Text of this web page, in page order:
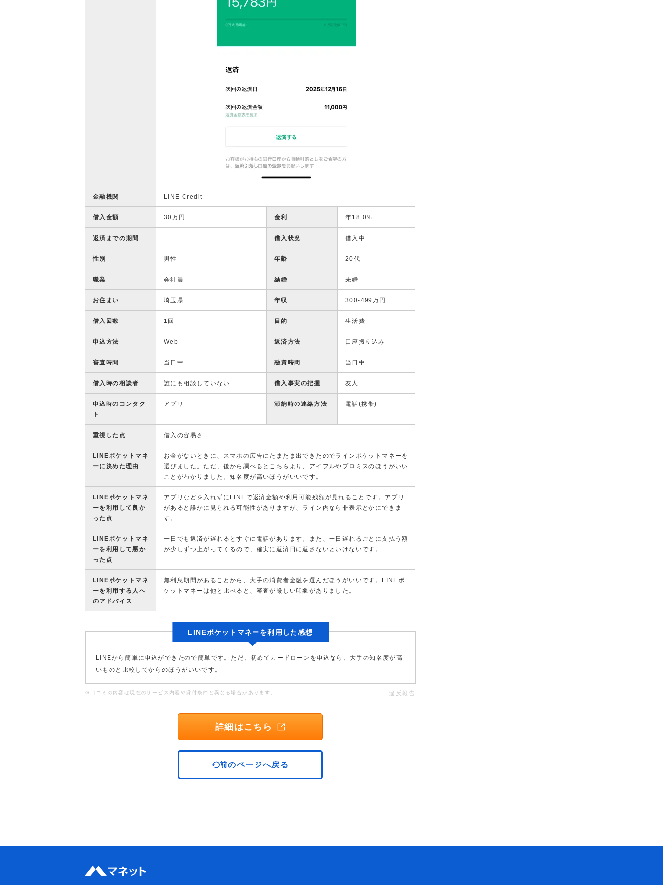
金融機関 LINE Credit
借入金額 30万円 金利 年18.0%
返済までの期間 借入状況 借入中
性別 男性 年齢 20代
職業 会社員 結婚 未婚
お住まい 埼玉県 年収 300-499万円
借入回数 1回 目的 生活費
申込方法 Web 返済方法 口座振り込み
審査時間 当日中 融資時間 当日中
借入時の相談者 誰にも相談していない 借入事実の把握 友人
申込時のコンタク
ト
アプリ 滞納時の連絡方法 電話(携帯)
重視した点 借入の容易さ
LINEポケットマネ
ーに決めた理由
お金がないときに、スマホの広告にたまたま出できたのでラインポケットマネーを
選びました。ただ、後から調べるとこちらより、アイフルやプロミスのほうがいい
ことがわかりました。知名度が高いほうがいいです。
LINEポケットマネ
ーを利用して良か
った点
アプリなどを入れずにLINEで返済金額や利用可能残額が見れることです。アプリ
があると誰かに見られる可能性がありますが、ライン内なら非表示とかにできま
す。
LINEポケットマネ
ーを利用して悪か
った点
一日でも返済が遅れるとすぐに電話があります。また、一日遅れるごとに支払う額
が少しずつ上がってくるので、確実に返済日に返さないといけないです。
LINEポケットマネ
ーを利用する人へ
のアドバイス
無利息期間があることから、大手の消費者金融を選んだほうがいいです。LINEポ
ケットマネーは他と比べると、審査が厳しい印象がありました。
LINEポケットマネーを利用した感想
LINEから簡単に申込ができたので簡単です。ただ、初めてカードローンを申込なら、大手の知名度が高
いものと比較してからのほうがいいです。
※口コミの内容は現在のサービス内容や貸付条件と異なる場合があります。 違反報告
詳細はこちら
前のページへ戻る